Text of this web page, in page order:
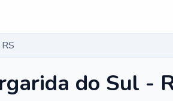
do Sul -